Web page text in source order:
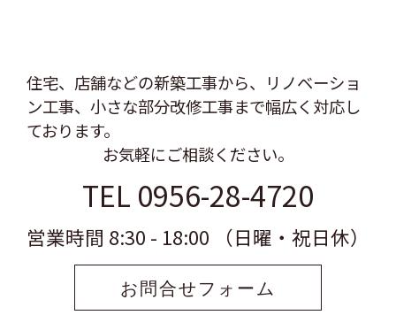
住宅、店舗などの新築工事から、リノベーショ
ン工事、 小さな部分改修工事まで幅広く対応し
ております。
お気軽にご相談ください。
TEL 0956-28-4720
営業時間 8:30 - 18:00 （日曜・祝日休）
お問合せフォーム